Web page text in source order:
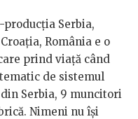
Serbia,
România e o
prind viață când
de sistemul
Serbia, 9 muncitori
Nimeni nu își